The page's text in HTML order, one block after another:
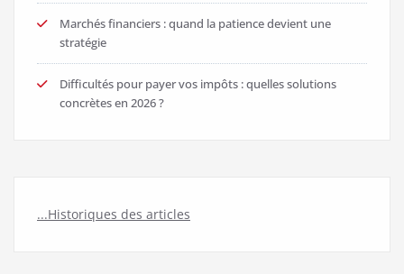
Marchés financiers : quand la patience devient une
stratégie
Difficultés pour payer vos impôts : quelles solutions
concrètes en 2026 ?
...Historiques des articles